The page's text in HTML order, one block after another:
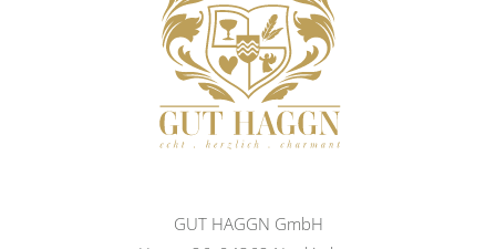
GUT HAGGN GmbH